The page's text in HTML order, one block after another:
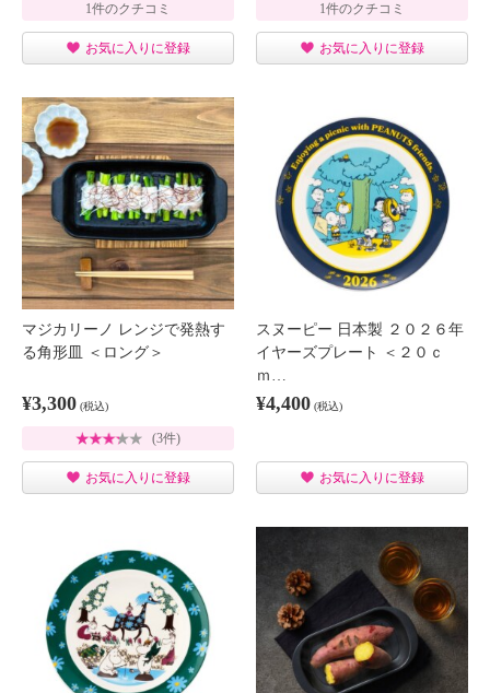
1件のクチコミ
お気に入りに登録
1件のクチコミ
お気に入りに登録
マジカリーノ レンジで発熱す
る角形皿 ＜ロング＞
¥3,300 (税込)
(3件)
お気に入りに登録
スヌーピー 日本製 ２０２６年
イヤーズプレート ＜２０ｃ
ｍ…
¥4,400 (税込)
お気に入りに登録